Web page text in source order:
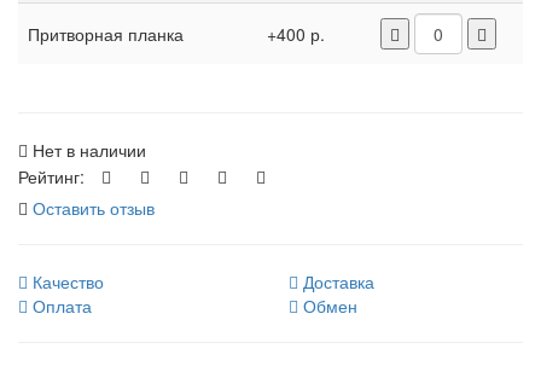
Притворная планка +400 р.
Нет в наличии
Рейтинг:
Оставить отзыв
Качество
Доставка
Оплата
Обмен